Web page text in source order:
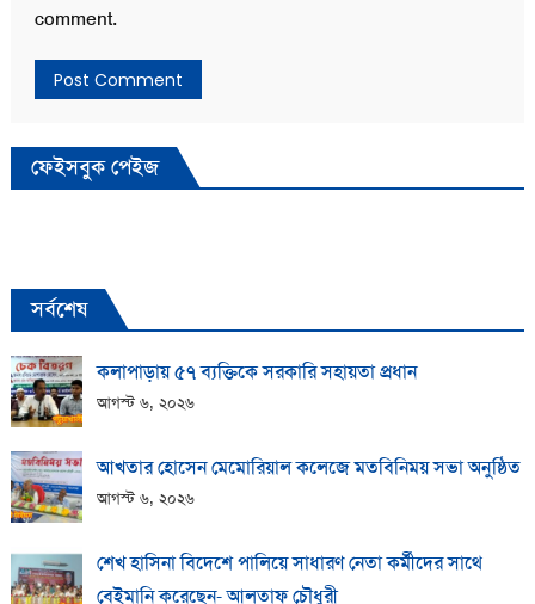
comment.
ফেইসবুক পেইজ
সর্বশেষ
কলাপাড়ায় ​৫৭ ব্যক্তিকে সরকারি সহায়তা প্রধান
আগস্ট ৬, ২০২৬
আখতার হোসেন মেমোরিয়াল কলেজে মতবিনিময় সভা অনুষ্ঠিত
আগস্ট ৬, ২০২৬
শেখ হাসিনা বিদেশে পালিয়ে সাধারণ নেতা কর্মীদের সাথে
বেইমানি করেছেন- আলতাফ চৌধুরী